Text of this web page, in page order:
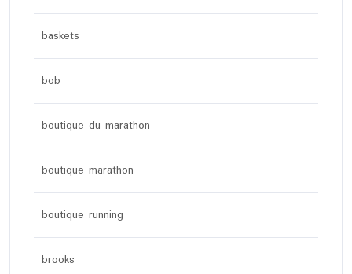
baskets
bob
boutique du marathon
boutique marathon
boutique running
brooks